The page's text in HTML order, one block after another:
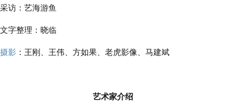
采访：艺海游鱼
文字整理：晓临
摄影 ：王刚、王伟、方如果、老虎影像、马建斌
艺术家介绍